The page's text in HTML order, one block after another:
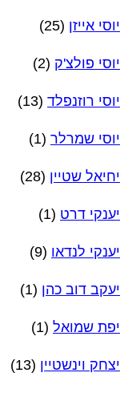
יוסי אייזן (25)
יוסי פולצ'ק (2)
יוסי רוזנפלד (13)
יוסי שמרלר (1)
יחיאל שטיין (28)
יענקי דרט (1)
יענקי לנדאו (9)
יעקב דוב כהן (1)
יפת שמואל (1)
יצחק וינשטיין (13)